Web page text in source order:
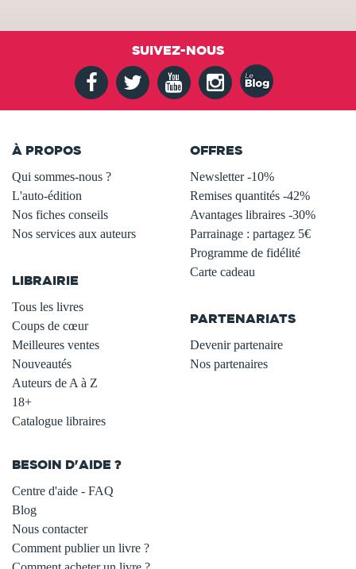
SUIVEZ-NOUS
À PROPOS
Qui sommes-nous ?
L'auto-édition
Nos fiches conseils
Nos services aux auteurs
LIBRAIRIE
Tous les livres
Coups de cœur
Meilleures ventes
Nouveautés
Auteurs de A à Z
18+
Catalogue libraires
OFFRES
Newsletter -10%
Remises quantités -42%
Avantages libraires -30%
Parrainage : partagez 5€
Programme de fidélité
Carte cadeau
PARTENARIATS
Devenir partenaire
Nos partenaires
BESOIN D'AIDE ?
Centre d'aide - FAQ
Blog
Nous contacter
Comment publier un livre ?